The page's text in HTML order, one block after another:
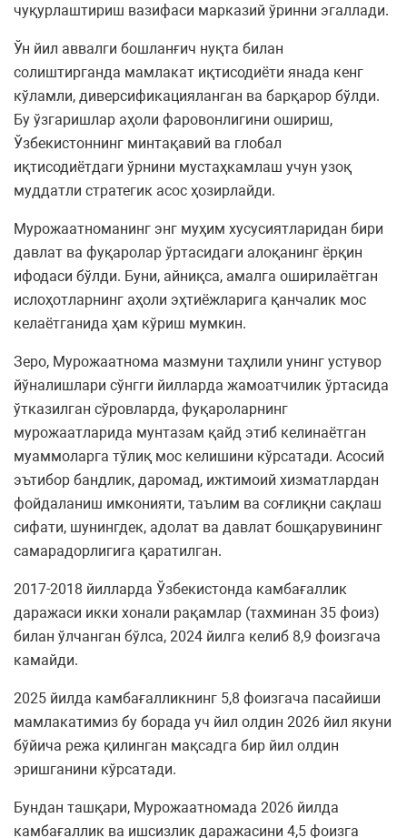
чуқурлаштириш вазифаси марказий ўринни эгаллади.
Ўн йил аввалги бошланғич нуқта билан
солиштирганда мамлакат иқтисодиёти янада кенг
кўламли, диверсификацияланган ва барқарор бўлди.
Бу ўзгаришлар аҳоли фаровонлигини ошириш,
Ўзбекистоннинг минтақавий ва глобал
иқтисодиётдаги ўрнини мустаҳкамлаш учун узоқ
муддатли стратегик асос ҳозирлайди.
Мурожаатноманинг энг муҳим хусусиятларидан бири
давлат ва фуқаролар ўртасидаги алоқанинг ёрқин
ифодаси бўлди. Буни, айниқса, амалга оширилаётган
ислоҳотларнинг аҳоли эҳтиёжларига қанчалик мос
келаётганида ҳам кўриш мумкин.
Зеро, Мурожаатнома мазмуни таҳлили унинг устувор
йўналишлари сўнгги йилларда жамоатчилик ўртасида
ўтказилган сўровларда, фуқароларнинг
мурожаатларида мунтазам қайд этиб келинаётган
муаммоларга тўлиқ мос келишини кўрсатади. Асосий
эътибор бандлик, даромад, ижтимоий хизматлардан
фойдаланиш имконияти, таълим ва соғлиқни сақлаш
сифати, шунингдек, адолат ва давлат бошқарувининг
самарадорлигига қаратилган.
2017-2018 йилларда Ўзбекистонда камбағаллик
даражаси икки хонали рақамлар (тахминан 35 фоиз)
билан ўлчанган бўлса, 2024 йилга келиб 8,9 фоизгача
камайди.
2025 йилда камбағалликнинг 5,8 фоизгача пасайиши
мамлакатимиз бу борада уч йил олдин 2026 йил якуни
бўйича режа қилинган мақсадга бир йил олдин
эришганини кўрсатади.
Бундан ташқари, Мурожаатномада 2026 йилда
камбағаллик ва ишсизлик даражасини 4,5 фоизга